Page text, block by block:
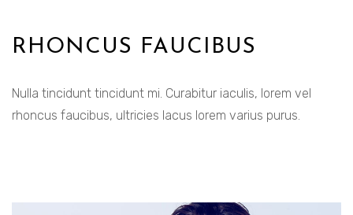
RHONCUS FAUCIBUS
Nulla tincidunt tincidunt mi. Curabitur iaculis, lorem vel
rhoncus faucibus, ultricies lacus lorem varius purus.